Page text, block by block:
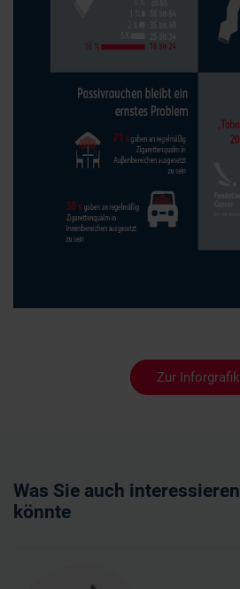
Zur Inforgrafik
Was Sie auch interessieren
könnte